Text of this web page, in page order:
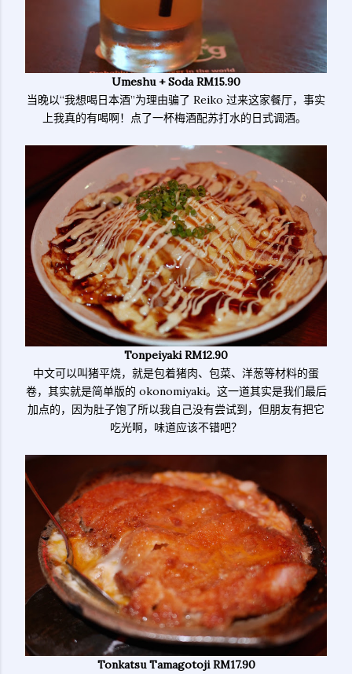
Umeshu + Soda RM15.90
当晚以“我想喝日本酒”为理由骗了 Reiko 过来这家餐厅，事实
上我真的有喝啊！点了一杯梅酒配苏打水的日式调酒。
Tonpeiyaki RM12.90
中文可以叫猪平烧，就是包着猪肉、包菜、洋葱等材料的蛋
卷，其实就是简单版的 okonomiyaki。这一道其实是我们最后
加点的，因为肚子饱了所以我自己没有尝试到，但朋友有把它
吃光啊，味道应该不错吧？
Tonkatsu Tamagotoji RM17.90